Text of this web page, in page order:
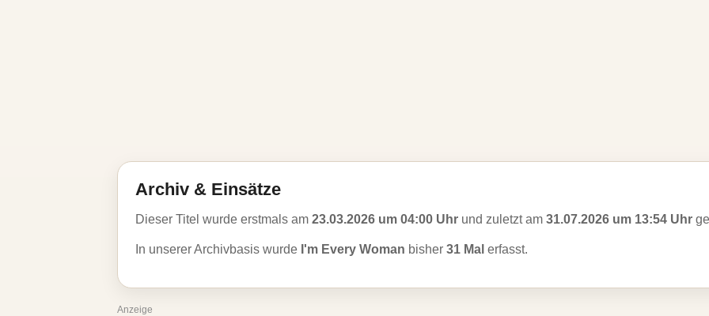
Archiv & Einsätze
Dieser Titel wurde erstmals am 23.03.2026 um 04:00 Uhr und zuletzt am 31.07.2026 um 13:54 Uhr
In unserer Archivbasis wurde I'm Every Woman bisher 31 Mal erfasst.
Anzeige